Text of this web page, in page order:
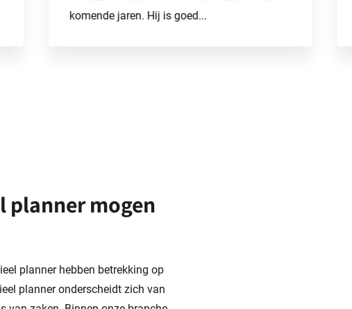
komende jaren. Hij is goed...
planner mogen
planner hebben betrekking op
planner onderscheidt zich van